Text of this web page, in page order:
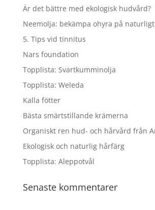
Är det bättre med ekologisk hudvård?
Neemolja: bekämpa ohyra på
5. Tips vid tinnitus
Nars foundation
Topplista: Svartkumminolja
Topplista: Weleda
Kalla fötter
Bästa smärtstillande krämerna
Organiskt ren hud- och hårvård från
Ekologisk och naturlig hårfärg
Topplista: Aleppotvål
Senaste kommentarer